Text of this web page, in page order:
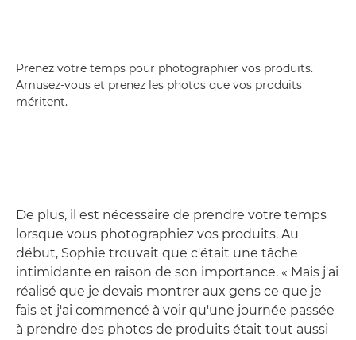
Prenez votre temps pour photographier vos produits.
Amusez-vous et prenez les photos que vos produits
méritent.
De plus, il est nécessaire de prendre votre temps
lorsque vous photographiez vos produits. Au
début, Sophie trouvait que c'était une tâche
intimidante en raison de son importance. « Mais j'ai
réalisé que je devais montrer aux gens ce que je
fais et j'ai commencé à voir qu'une journée passée
à prendre des photos de produits était tout aussi